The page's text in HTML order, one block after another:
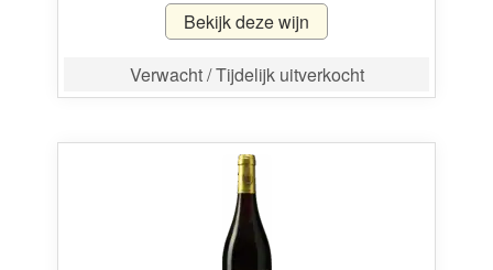
Bekijk deze wijn
Verwacht / Tijdelijk uitverkocht